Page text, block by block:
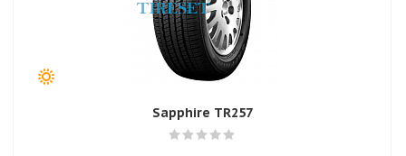
Sapphire TR257